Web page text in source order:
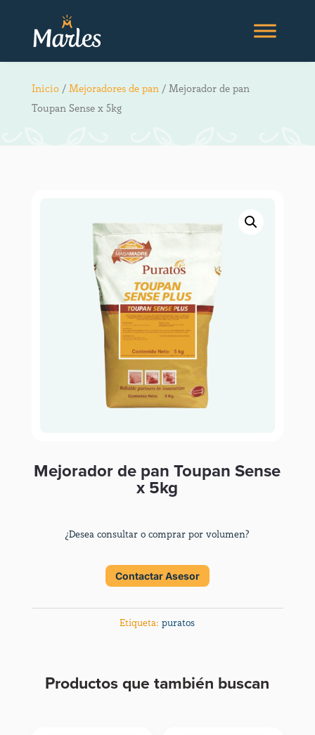
Inicio/ Mejoradores de pan/ Mejorador de pan
Toupan Sense x 5kg
Mejorador de pan Toupan Sense
x 5kg
¿Desea consultar o comprar por volumen?
Contactar Asesor
Etiqueta:puratos
Productos que también buscan